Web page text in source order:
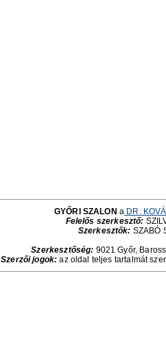
GYŐRI SZALON a DR.
Felelős szerkesztő:
Szerkesztők: SZABÓ
Szerkesztőség: 9021 Győr,
Szerzői jogok: az oldal teljes tartalmát